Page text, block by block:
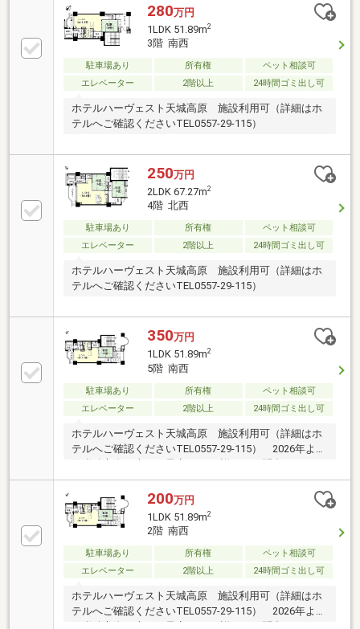
280万円
1LDK 51.89m2
3階 南西
駐車場あり 所有権
ペット相談可
エレベーター
2階以上 24時間ゴミ出し可
ホテルハーヴェスト天城高原 施設利用可（詳細はホ
テルへご確認くださいTEL0557-29-115）
250万円
2LDK 67.27m2
4階 北西
駐車場あり 所有権
ペット相談可
エレベーター
2階以上 24時間ゴミ出し可
ホテルハーヴェスト天城高原 施設利用可（詳細はホ
テルへご確認くださいTEL0557-29-115）
350万円
1LDK 51.89m2
5階 南西
駐車場あり 所有権
ペット相談可
エレベーター
2階以上 24時間ゴミ出し可
ホテルハーヴェスト天城高原 施設利用可（詳細はホ
テルへご確認くださいTEL0557-29-115） 2026年より
修繕積立金が上がる予定です。 詳細はお問合せくださ
い
200万円
1LDK 51.89m2
2階 南西
駐車場あり 所有権
ペット相談可
エレベーター
2階以上 24時間ゴミ出し可
ホテルハーヴェスト天城高原 施設利用可（詳細はホ
テルへご確認くださいTEL0557-29-115） 2026年より